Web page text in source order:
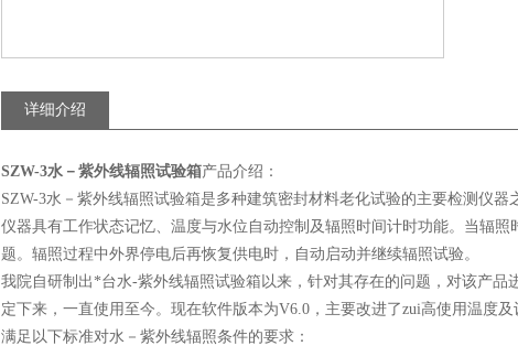
详细介绍
SZW-3水－紫外线辐照试验箱产品介绍：
SZW-3水－紫外线辐照试验箱是多种建筑密封材料老化试验的主要检测仪器
仪器具有工作状态记忆、温度与水位自动控制及辐照时间计时功能。当辐
题。辐照过程中外界停电后再恢复供电时，自动启动并继续辐照试验。
我院自研制出*台水-紫外线辐照试验箱以来，针对其存在的问题，对该产
定下来，一直使用至今。现在软件版本为V6.0，主要改进了zui高使用温度
满足以下标准对水－紫外线辐照条件的要求：